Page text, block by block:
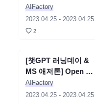
날개를 달아줄 랭체인!
3부 | AutoGPT와
미니 ERP 연동 - 김태
AIFactory
2023.04.25- 2023.04.25
2
세미나 종료
[챗GPT 러닝데이 &
MS 애저톤] Open API
를 활용한 연구원의 업
무 효율화 -이제현
AIFactory
2023.04.25- 2023.04.25